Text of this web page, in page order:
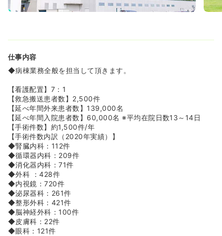
◆クリニカルラダー制による教育、個々のスキルアップ評
価と面談を行っています。また、専門領域を目指す認定看
≪中途の方も安心のフォロー体制≫
◆2012年4月より、中途看護師の入職後フォロー・教育専
任看護師が誕生しました。
を担当されていましたが、この度正式に、中途看護師の入
職後フォロー・教育専任として副看護部長に就任されまし
た。新卒よりもおろそかになりがちな中途者フォローに、
これまで以上に力を入れていく方向です。
仕事内容
◆病棟業務全般を担当して頂きます。
【看護配置】7：1
【救急搬送患者数】2,500件
【延べ年間外来患者数】139,000名
【延べ年間入院患者数】60,000名 ※平均在院日数13～14日
【手術件数】約1,500件/年
【手術件数内訳（2020年実績）】
◆腎臓内科：112件
◆循環器内科：209件
◆消化器内科：71件
◆外科 ：428件
◆内視鏡：720件
◆泌尿器科：261件
◆整形外科：421件
◆脳神経外科：100件
◆皮膚科：22件
◆眼科：121件